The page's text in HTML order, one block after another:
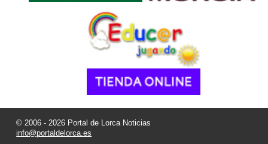
© 2006 - 2026 Portal de Lorca Noticias
info@portaldelorca.es